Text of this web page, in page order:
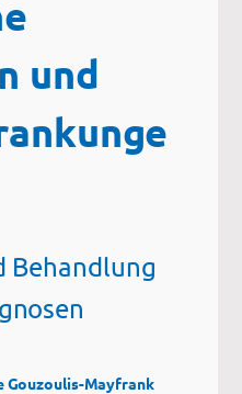
und
Behandlung
Gouzoulis-Mayfrank